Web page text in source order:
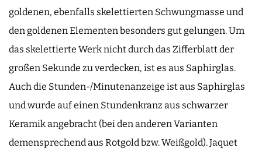
goldenen, ebenfalls skelettierten Schwungmasse und
den goldenen Elementen besonders gut gelungen. Um
das skelettierte Werk nicht durch das Zifferblatt der
großen Sekunde zu verdecken, ist es aus Saphirglas.
Auch die Stunden-/Minutenanzeige ist aus Saphirglas
und wurde auf einen Stundenkranz aus schwarzer
Keramik angebracht (bei den anderen Varianten
demensprechend aus Rotgold bzw. Weißgold). Jaquet